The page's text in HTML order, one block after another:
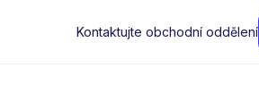
Kontaktujte obchodní oddělení